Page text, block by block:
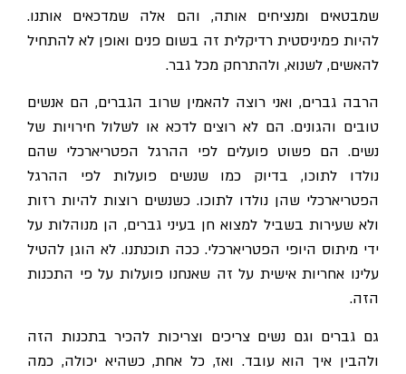
שמבטאים ומנציחים אותה, והם אלה שמדכאים אותנו.
להיות פמיניסטית רדיקלית זה בשום פנים ואופן לא להתחיל
להאשים, לשנוא, ולהתרחק מכל גבר.
הרבה גברים, ואני רוצה להאמין שרוב הגברים, הם אנשים
טובים והגונים. הם לא רוצים לדכא או לשלול חירויות של
נשים. הם פשוט פועלים לפי ההרגל הפטריארכלי שהם
נולדו לתוכו, בדיוק כמו שנשים פועלות לפי ההרגל
הפטריארכלי שהן נולדו לתוכו. כשנשים רוצות להיות רזות
ולא שעירות בשביל למצוא חן בעיני גברים, הן מנוהלות על
ידי מיתוס היופי הפטריארכלי. ככה תוכנתנו. לא הוגן להטיל
עלינו אחריות אישית על זה שאנחנו פועלות על פי התכנות
הזה.
גם גברים וגם נשים צריכים וצריכות להכיר בתכנות הזה
ולהבין איך הוא עובד. ואז, כל אחת, כשהיא יכולה, כמה